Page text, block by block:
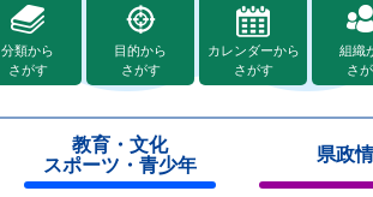
分類から
さがす
目的から
さがす
カレンダーから
さがす
組織
さ
教育・文化
スポーツ・青少年
県政